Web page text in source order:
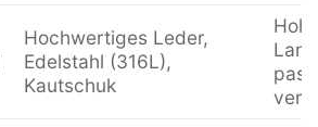
Hochwertiges Leder,
Edelstahl (316L),
Kautschuk